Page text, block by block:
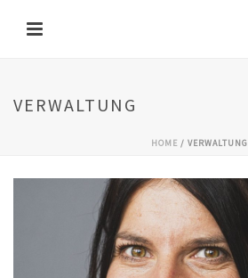
VERWALTUNG
HOME/ VERWALTUNG